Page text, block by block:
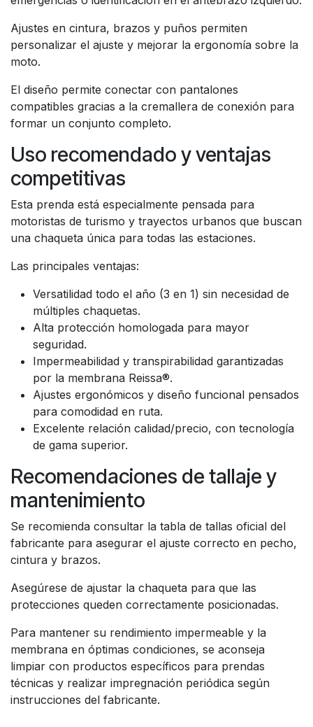
Ajustes en cintura, brazos y puños permiten
personalizar el ajuste y mejorar la ergonomía sobre la
moto.
El diseño permite conectar con pantalones
compatibles gracias a la cremallera de conexión para
formar un conjunto completo.
Uso recomendado y ventajas
competitivas
Esta prenda está especialmente pensada para
motoristas de turismo y trayectos urbanos que buscan
una chaqueta única para todas las estaciones.
Las principales ventajas:
Versatilidad todo el año (3 en 1) sin necesidad de
múltiples chaquetas.
Alta protección homologada para mayor
seguridad.
Impermeabilidad y transpirabilidad garantizadas
por la membrana Reissa®.
Ajustes ergonómicos y diseño funcional pensados
para comodidad en ruta.
Excelente relación calidad/precio, con tecnología
de gama superior.
Recomendaciones de tallaje y
mantenimiento
Se recomienda consultar la tabla de tallas oficial del
fabricante para asegurar el ajuste correcto en pecho,
cintura y brazos.
Asegúrese de ajustar la chaqueta para que las
protecciones queden correctamente posicionadas.
Para mantener su rendimiento impermeable y la
membrana en óptimas condiciones, se aconseja
limpiar con productos específicos para prendas
técnicas y realizar impregnación periódica según
instrucciones del fabricante.